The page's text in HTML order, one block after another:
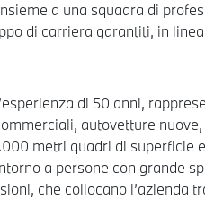
a una squadra di
di carriera garantiti, in
di 50 anni,
autovetture
metri quadri di
a persone con grande
che collocano